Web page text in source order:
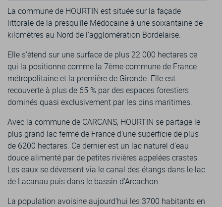
La commune de HOURTIN est située sur la façade
littorale de la presqu’île Médocaine à une soixantaine de
kilomètres au Nord de l’agglomération Bordelaise.
Elle s’étend sur une surface de plus 22 000 hectares ce
qui la positionne comme la 7ème commune de France
métropolitaine et la première de Gironde. Elle est
recouverte à plus de 65 % par des espaces forestiers
dominés quasi exclusivement par les pins maritimes.
Avec la commune de CARCANS, HOURTIN se partage le
plus grand lac fermé de France d’une superficie de plus
de 6200 hectares. Ce dernier est un lac naturel d’eau
douce alimenté par de petites rivières appelées crastes.
Les eaux se déversent via le canal des étangs dans le lac
de Lacanau puis dans le bassin d’Arcachon.
La population avoisine aujourd’hui les 3700 habitants en